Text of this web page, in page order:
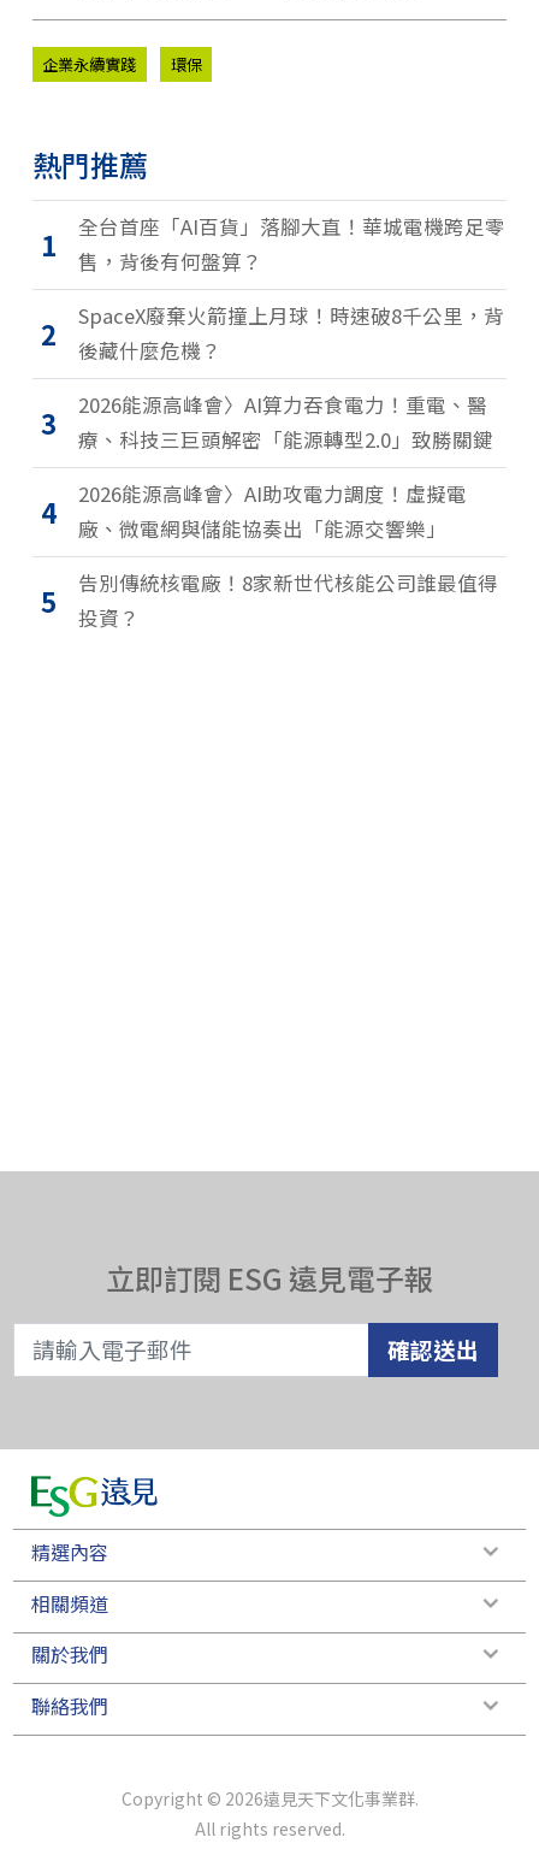
企業永續實踐 環保
熱門推薦
1
全台首座「AI百貨」落腳大直！華城電機跨足零
售，背後有何盤算？
2
SpaceX廢棄火箭撞上月球！時速破8千公里，背
後藏什麼危機？
3
2026能源高峰會〉AI算力吞食電力！重電、醫
療、科技三巨頭解密「能源轉型2.0」致勝關鍵
4
2026能源高峰會〉AI助攻電力調度！虛擬電
廠、微電網與儲能協奏出「能源交響樂」
5
告別傳統核電廠！8家新世代核能公司誰最值得
投資？
立即訂閱 ESG 遠見電子報
確認送出
精選內容
相關頻道
關於我們
聯絡我們
Copyright © 2026遠見天下文化事業群.
All rights reserved.